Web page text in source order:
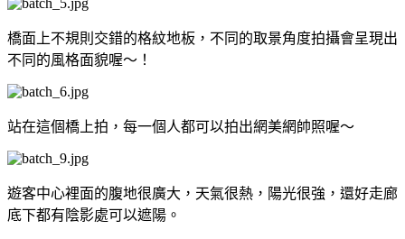
橋面上不規則交錯的格紋地板，不同的取景角度拍攝會呈現出
不同的風格面貌喔～！
站在這個橋上拍，每一個人都可以拍出網美網帥照喔～
遊客中心裡面的腹地很廣大，天氣很熱，陽光很強，還好走廊
底下都有陰影處可以遮陽。